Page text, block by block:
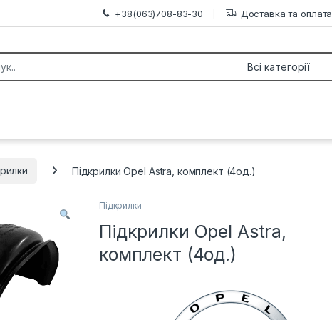
+38(063)708-83-30 Доставка та оплата
Підкрилки Opel Astra, комплект (4од.)
Підкрилки
Підкрилки Opel Astra,
комплект (4од.)